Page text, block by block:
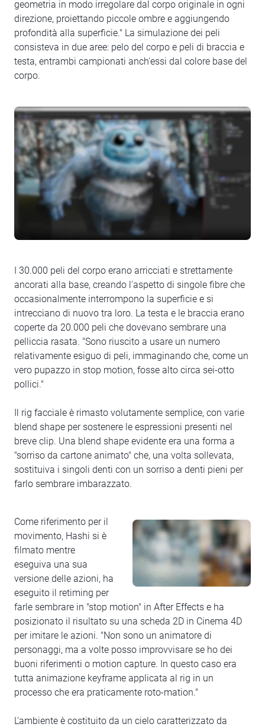
geometria in modo irregolare dal corpo originale in ogni
direzione, proiettando piccole ombre e aggiungendo
profondità alla superficie." La simulazione dei peli
consisteva in due aree: pelo del corpo e peli di braccia e
testa, entrambi campionati anch'essi dal colore base del
corpo.
I 30.000 peli del corpo erano arricciati e strettamente
ancorati alla base, creando l'aspetto di singole fibre che
occasionalmente interrompono la superficie e si
intrecciano di nuovo tra loro. La testa e le braccia erano
coperte da 20.000 peli che dovevano sembrare una
pelliccia rasata. "Sono riuscito a usare un numero
relativamente esiguo di peli, immaginando che, come un
vero pupazzo in stop motion, fosse alto circa sei-otto
pollici."
Il rig facciale è rimasto volutamente semplice, con varie
blend shape per sostenere le espressioni presenti nel
breve clip. Una blend shape evidente era una forma a
"sorriso da cartone animato" che, una volta sollevata,
sostituiva i singoli denti con un sorriso a denti pieni per
farlo sembrare imbarazzato.
Come riferimento per il
movimento, Hashi si è
filmato mentre
eseguiva una sua
versione delle azioni, ha
eseguito il retiming per
farle sembrare in "stop motion" in After Effects e ha
posizionato il risultato su una scheda 2D in Cinema 4D
per imitare le azioni. "Non sono un animatore di
personaggi, ma a volte posso improvvisare se ho dei
buoni riferimenti o motion capture. In questo caso era
tutta animazione keyframe applicata al rig in un
processo che era praticamente roto-mation."
L'ambiente è costituito da un cielo caratterizzato da